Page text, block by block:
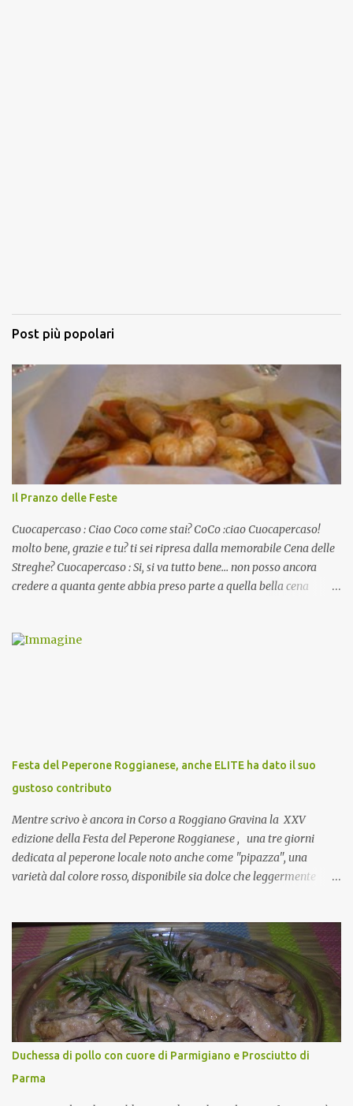
Post più popolari
Il Pranzo delle Feste
Cuocapercaso : Ciao Coco come stai? CoCo :ciao Cuocapercaso!
molto bene, grazie e tu? ti sei ripresa dalla memorabile Cena delle
Streghe? Cuocapercaso : Si, si va tutto bene… non posso ancora
credere a quanta gente abbia preso parte a quella bella cena
pranzo, racconta un po'! Perchè io avrò ospiti e cerco degli spunti...
CoCo : è naturale il cibo, come sappiamo bene, funziona spesso da
collante e anche nel lavoro riesce a creare spesso l’ambiente
favorevole per molte belle opportunità, non trovi? Cuocapercaso :
Si, concordo! …addirittura si dice...
Festa del Peperone Roggianese, anche ELITE ha dato il suo
gustoso contributo
Mentre scrivo è ancora in Corso a Roggiano Gravina la XXV
edizione della Festa del Peperone Roggianese , una tre giorni
dedicata al peperone locale noto anche come "pipazza", una
varietà dal colore rosso, disponibile sia dolce che leggermente
(Pat) della Calabria. Un ingrediente versatile in cucina, utilizzato
fresco o essiccato in ricette della tradizione o in piatti innovativi.
Durante la prima serata dell'evento abbiamo avuto prova della
versatilità di questo ingrediente durante il "2° Concorso
Gastronomico di piatti a base di peperone Roggianese" ideato da
Gina Santagata , presidente dell'associazione Mongolfiera, che ha
visto coinvolte tante associazioni attive sul territorio che hanno
voluto partecipare presentando un loro piatto a base di peperone.
Da giurata del concorso insieme agli chef Francesco Luci e ...
Duchessa di pollo con cuore di Parmigiano e Prosciutto di
Parma